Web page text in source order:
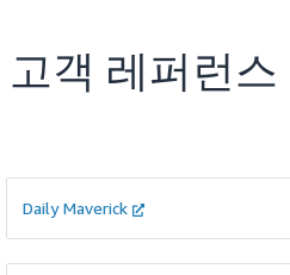
고객 레퍼런스
Daily Maverick